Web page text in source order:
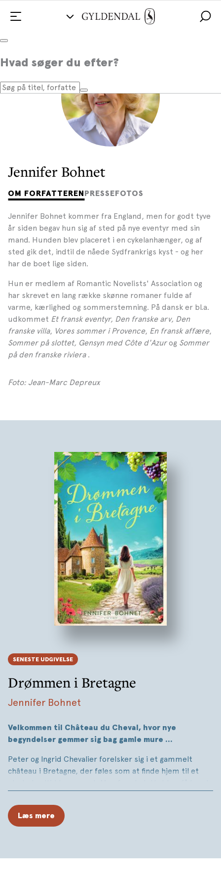
Hvad søger du efter?
Jennifer Bohnet
OM FORFATTERENPRESSEFOTOS
Jennifer Bohnet kommer fra England, men for godt tyve
år siden begav hun sig af sted på nye eventyr med sin
mand. Hunden blev placeret i en cykelanhænger, og af
sted gik det, indtil de nåede Sydfrankrigs kyst - og her
har de boet lige siden.
Hun er medlem af Romantic Novelists' Association og
har skrevet en lang række skønne romaner fulde af
varme, kærlighed og sommerstemning. På dansk er bl.a.
udkommet Et fransk eventyr, Den franske arv, Den
franske villa, Vores sommer i Provence, En fransk affære,
Sommer på slottet, Gensyn med Côte d'Azurog Sommer
på den franske riviera.
Foto: Jean-Marc Depreux
SENESTE UDGIVELSE
Drømmen i Bretagne
Jennifer Bohnet
Velkommen til Château du Cheval, hvor nye
begyndelser gemmer sig bag gamle mure …
Peter og Ingrid Chevalier forelsker sig i et gammelt
château i Bretagne, der føles som at finde hjem til et
tålmodighed og en omfattende renovering.
Da Sasha flytter ind i en tidligere tjenestebolig på
Læs mere